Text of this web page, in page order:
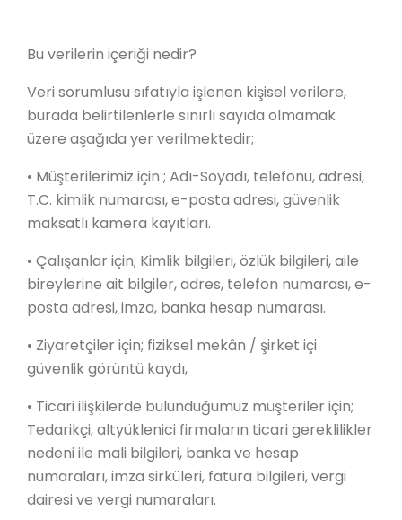
Bu verilerin içeriği nedir?
Veri sorumlusu sıfatıyla işlenen kişisel verilere,
burada belirtilenlerle sınırlı sayıda olmamak
üzere aşağıda yer verilmektedir;
• Müşterilerimiz için ; Adı-Soyadı, telefonu, adresi,
T.C. kimlik numarası, e-posta adresi, güvenlik
maksatlı kamera kayıtları.
• Çalışanlar için; Kimlik bilgileri, özlük bilgileri, aile
bireylerine ait bilgiler, adres, telefon numarası, e-
posta adresi, imza, banka hesap numarası.
• Ziyaretçiler için; fiziksel mekân / şirket içi
güvenlik görüntü kaydı,
• Ticari ilişkilerde bulunduğumuz müşteriler için;
Tedarikçi, altyüklenici firmaların ticari gereklilikler
nedeni ile mali bilgileri, banka ve hesap
numaraları, imza sirküleri, fatura bilgileri, vergi
dairesi ve vergi numaraları.